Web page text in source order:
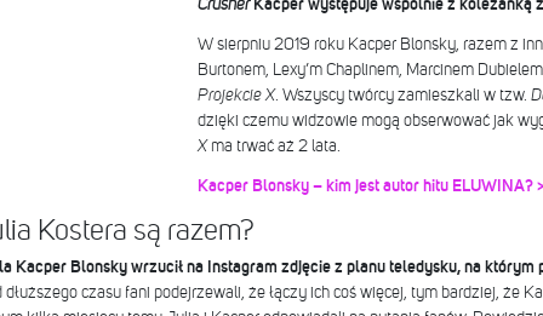
Crusher Kacper występuje wspólnie z koleżanką
W sierpniu 2019 roku Kacper Blonsky, razem z
Burtonem, Lexy’m Chaplinem, Marcinem
Projekcie X. Wszyscy twórcy zamieszkali w tzw.
dzięki czemu widzowie mogą obserwować jak
Xma trwać aż 2 lata.
Kacper Blonsky – kim jest autor hitu ELUWINA?
Kostera są razem?
Kacper Blonsky wrzucił na Instagram zdjęcie z planu teledysku, na którym
czasu fani podejrzewali, że łączy ich coś więcej, tym bardziej, że